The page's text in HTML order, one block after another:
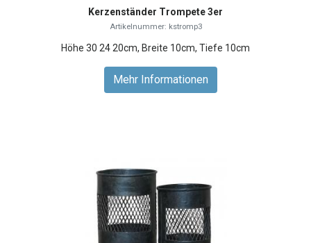
Kerzenständer Trompete 3er
Artikelnummer: kstromp3
Höhe 30 24 20cm, Breite 10cm, Tiefe 10cm
Mehr Informationen